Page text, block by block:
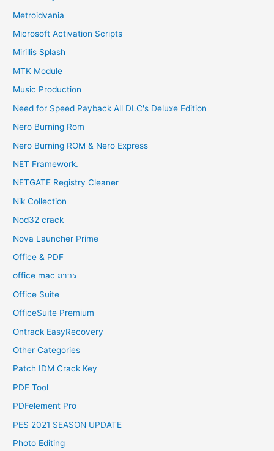
Metroidvania
Microsoft Activation Scripts
Mirillis Splash
MTK Module
Music Production
Need for Speed Payback All DLC's Deluxe Edition
Nero Burning Rom
Nero Burning ROM & Nero Express
NET Framework.
NETGATE Registry Cleaner
Nik Collection
Nod32 crack
Nova Launcher Prime
Office & PDF
office mac ถาวร
Office Suite
OfficeSuite Premium
Ontrack EasyRecovery
Other Categories
Patch IDM Crack Key
PDF Tool
PDFelement Pro
PES 2021 SEASON UPDATE
Photo Editing